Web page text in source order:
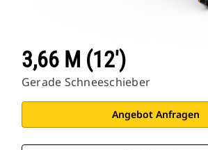
3,66 M (12')
Gerade Schneeschieber
Angebot Anfragen